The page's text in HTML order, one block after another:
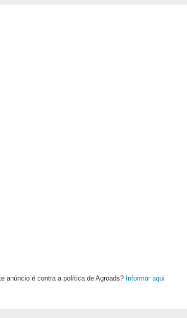
anúncio é contra a política de Agroads? Informar aqui